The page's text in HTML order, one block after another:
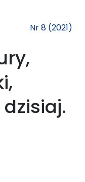
Nr 8 (2021)